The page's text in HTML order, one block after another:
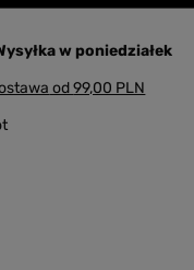
w poniedziałek
od99,00 PLN